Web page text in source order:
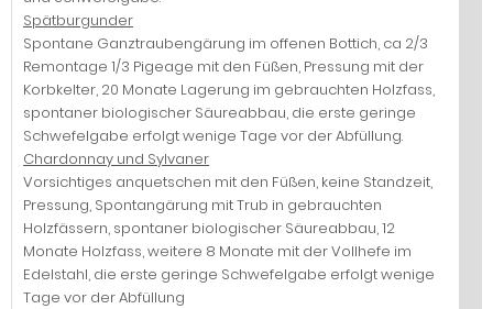
Spätburgunder
Spontane Ganztraubengärung im offenen Bottich, ca 2/3
Remontage 1/3 Pigeage mit den Füßen, Pressung mit der
Korbkelter, 20 Monate Lagerung im gebrauchten Holzfass,
spontaner biologischer Säureabbau, die erste geringe
Schwefelgabe erfolgt wenige Tage vor der Abfüllung.
Chardonnay und Sylvaner
Vorsichtiges anquetschen mit den Füßen, keine Standzeit,
Pressung, Spontangärung mit Trub in gebrauchten
Holzfässern, spontaner biologischer Säureabbau, 12
Monate Holzfass, weitere 8 Monate mit der Vollhefe im
Edelstahl, die erste geringe Schwefelgabe erfolgt wenige
Tage vor der Abfüllung